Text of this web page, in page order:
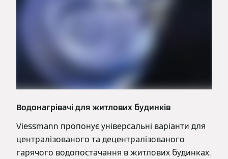
Водонагрівачі для житлових будинків
Viessmann пропонує універсальні варіанти для
централізованого та децентралізованого
гарячого водопостачання в житлових будинках.